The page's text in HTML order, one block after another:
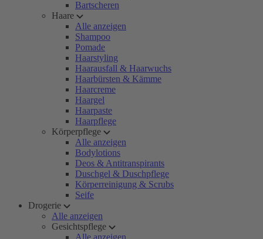
Bartscheren
Haare
Alle anzeigen
Shampoo
Pomade
Haarstyling
Haarausfall & Haarwuchs
Haarbürsten & Kämme
Haarcreme
Haargel
Haarpaste
Haarpflege
Körperpflege
Alle anzeigen
Bodylotions
Deos & Antitranspirants
Duschgel & Duschpflege
Körperreinigung & Scrubs
Seife
Drogerie
Alle anzeigen
Gesichtspflege
Alle anzeigen